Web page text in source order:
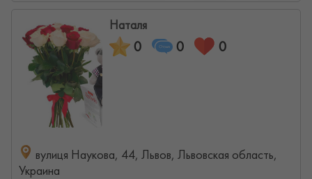
⁨Наталя⁩
0 0 0
вулиця Наукова, 44, Львов, Львовская область,
Украина